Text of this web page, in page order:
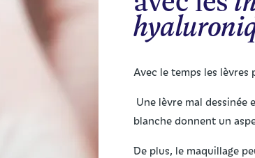
Avec le temps les
Une lèvre mal
blanche donnent un
De plus, le maquillage